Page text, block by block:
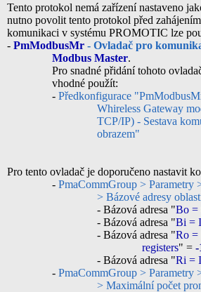
Tento protokol nemá zařízení nastaveno
nutno povolit tento protokol před
komunikaci v systému PROMOTIC lze
- PmModbusMr - Ovladač pro
Modbus Master.
Pro snadné přidání tohoto
vhodné použít:
- Předkonfigurace
Whireless Gateway
TCP/IP) - Sestava
obrazem"
Pro tento ovladač je doporučeno nastavit
- PmaCommGroup > Parametry
> Bázové adresy
- Bázová adresa "Bo =
- Bázová adresa "Bi =
- Bázová adresa "Ro =
registers" = -
- Bázová adresa "Ri =
- PmaCommGroup > Parametry
> Maximální počet